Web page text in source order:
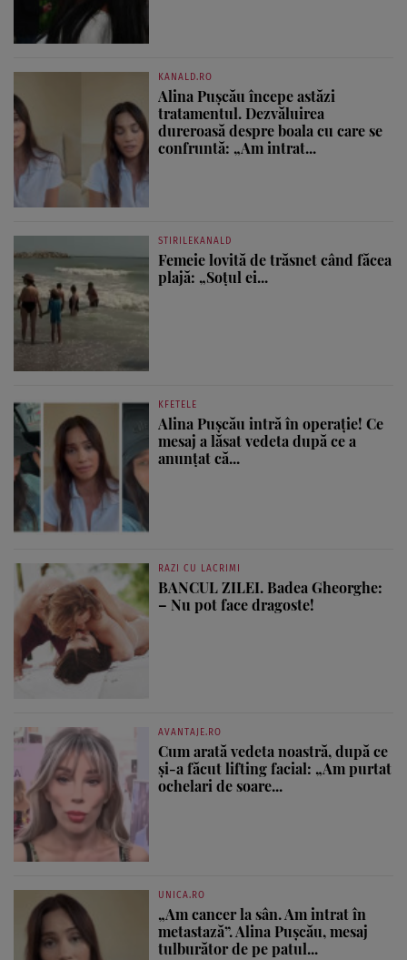
KANALD.RO
Alina Pușcău începe astăzi
tratamentul. Dezvăluirea
dureroasă despre boala cu care se
confruntă: „Am intrat...
STIRILEKANALD
Femeie lovită de trăsnet când făcea
plajă: „Soțul ei...
KFETELE
Alina Pușcău intră în operație! Ce
mesaj a lăsat vedeta după ce a
anunțat că...
RAZI CU LACRIMI
BANCUL ZILEI. Badea Gheorghe:
– Nu pot face dragoste!
AVANTAJE.RO
Cum arată vedeta noastră, după ce
și-a făcut lifting facial: „Am purtat
ochelari de soare...
UNICA.RO
„Am cancer la sân. Am intrat în
metastază”. Alina Pușcău, mesaj
tulburător de pe patul...